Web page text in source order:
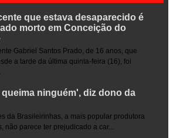
que estava desaparecido é
morto em Conceição do
Gabriel Santos Prado, de 16 anos, que
a tarde da última quinta-feira (16), foi
ninguém', diz dono da
da Brasileirinhas, a mais popular produtora
não parece ter prejudicado a car...